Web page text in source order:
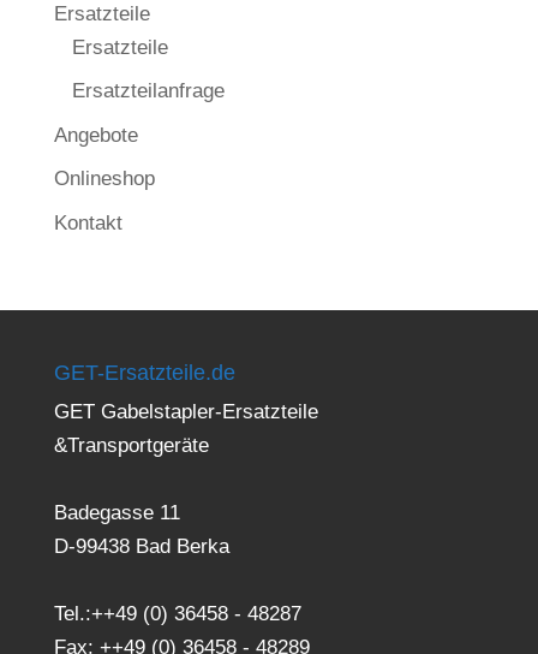
Ersatzteile
Ersatzteile
Ersatzteilanfrage
Angebote
Onlineshop
Kontakt
GET-Ersatzteile.de
GET Gabelstapler-Ersatzteile
&Transportgeräte
Badegasse 11
D-99438 Bad Berka
Tel.:++49 (0) 36458 - 48287
Fax: ++49 (0) 36458 - 48289